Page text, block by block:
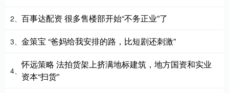
2、 百事达配资 很多售楼部开始“不务正业”了
3、 金策宝 “爸妈给我安排的路，比短剧还刺激”
4、
怀远策略 法拍货架上挤满地标建筑，地方国资和实业
资本“扫货”